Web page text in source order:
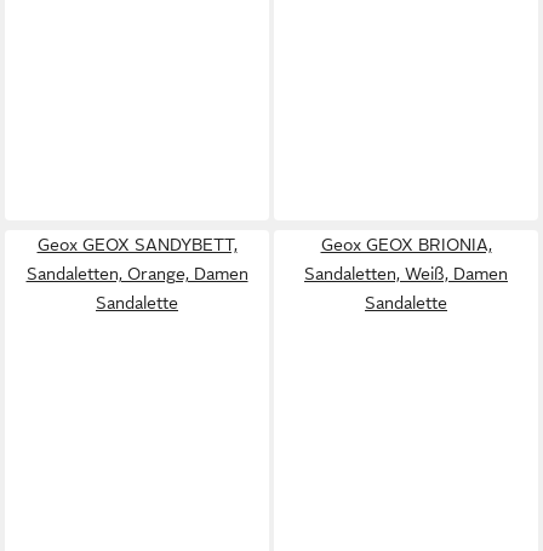
Geox GEOX SANDYBETT,
Sandaletten, Orange, Damen
Sandalette
Geox GEOX BRIONIA,
Sandaletten, Weiß, Damen
Sandalette